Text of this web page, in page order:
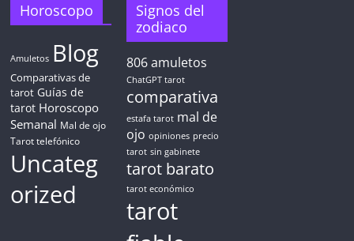
Horoscopo
Amuletos Blog
Comparativas de
tarot Guías de
tarot Horoscopo
Semanal Mal de ojo
Tarot telefónico
Uncateg
orized
Signos del
zodiaco
806amuletos
ChatGPT tarot
comparativa
estafa tarot mal de
ojo opiniones precio
tarot sin gabinete
tarot barato
tarot económico
tarot